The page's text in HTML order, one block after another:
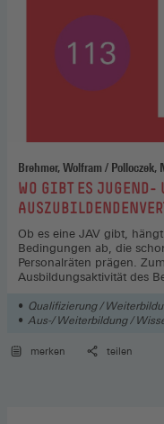
Brehmer, Wolfram /
:WO GIBT ES JUGEND-
Ob es eine JAV gibt,
Bedingungen ab, die
Personalräten prägen.
Ausbildungsaktivität des
Qualifizierung /
Aus-/ Weiterbildung /
merken teilen